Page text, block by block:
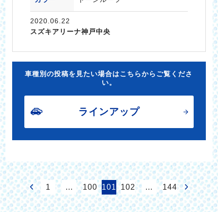
2020.06.22
スズキアリーナ神戸中央
車種別の投稿を見たい場合はこちらからご覧くださ
い。
ラインアップ
1 … 100 101 102 … 144